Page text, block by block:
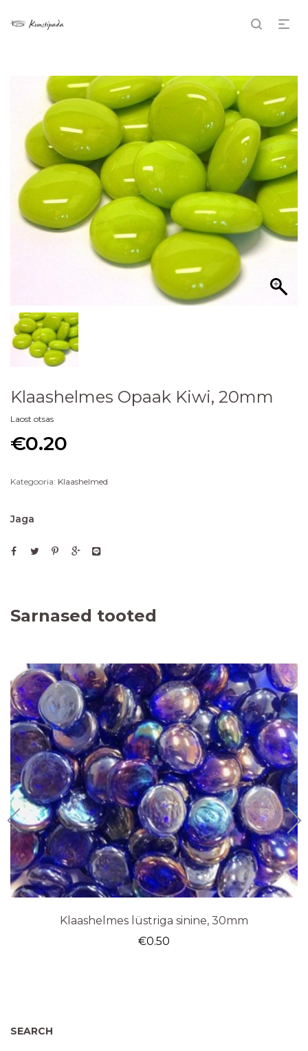
Klaashelmes Opaak Kiwi, 20mm
Laost otsas
€0.20
Kategooria: Klaashelmed
Jaga
Sarnased tooted
Klaashelmes lüstriga sinine, 30mm
€0.50
SEARCH